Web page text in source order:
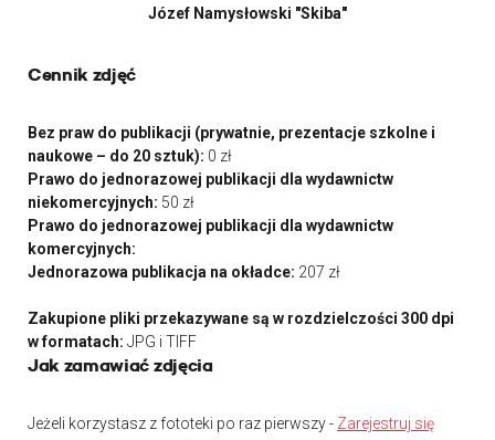
Józef Namysłowski "Skiba"
Cennik zdjęć
Bez praw do publikacji (prywatnie, prezentacje szkolne i
naukowe – do 20 sztuk): 0 zł
Prawo do jednorazowej publikacji dla wydawnictw
niekomercyjnych: 50 zł
Prawo do jednorazowej publikacji dla wydawnictw
komercyjnych:
Jednorazowa publikacja na okładce: 207 zł
Zakupione pliki przekazywane są w rozdzielczości 300 dpi
w formatach: JPG i TIFF
Jak zamawiać zdjęcia
Jeżeli korzystasz z fototeki po raz pierwszy - Zarejestruj się